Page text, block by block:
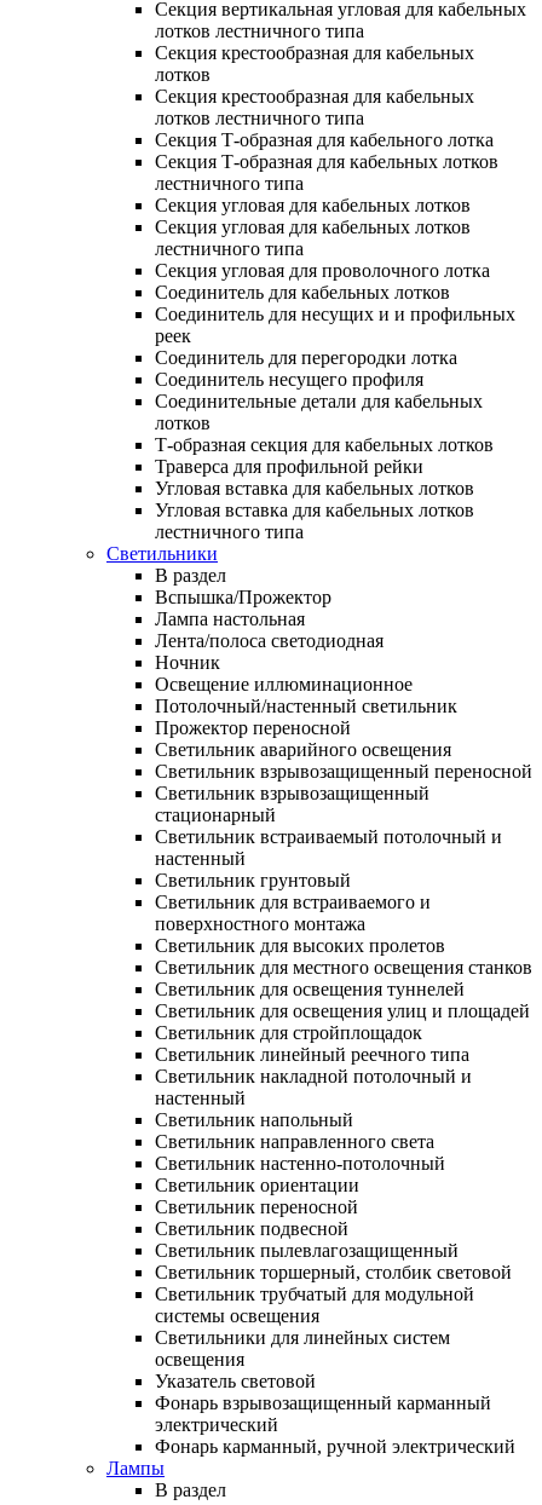
Секция вертикальная угловая для кабельных
лотков лестничного типа
Секция крестообразная для кабельных
лотков
Секция крестообразная для кабельных
лотков лестничного типа
Секция Т-образная для кабельного лотка
Секция Т-образная для кабельных лотков
лестничного типа
Секция угловая для кабельных лотков
Секция угловая для кабельных лотков
лестничного типа
Секция угловая для проволочного лотка
Соединитель для кабельных лотков
Соединитель для несущих и и профильных
реек
Соединитель для перегородки лотка
Соединитель несущего профиля
Соединительные детали для кабельных
лотков
Т-образная секция для кабельных лотков
Траверса для профильной рейки
Угловая вставка для кабельных лотков
Угловая вставка для кабельных лотков
лестничного типа
Светильники
В раздел
Вспышка/Прожектор
Лампа настольная
Лента/полоса светодиодная
Ночник
Освещение иллюминационное
Потолочный/настенный светильник
Прожектор переносной
Светильник аварийного освещения
Светильник взрывозащищенный переносной
Светильник взрывозащищенный
стационарный
Светильник встраиваемый потолочный и
настенный
Светильник грунтовый
Светильник для встраиваемого и
поверхностного монтажа
Светильник для высоких пролетов
Светильник для местного освещения станков
Светильник для освещения туннелей
Светильник для освещения улиц и площадей
Светильник для стройплощадок
Светильник линейный реечного типа
Светильник накладной потолочный и
настенный
Светильник напольный
Светильник направленного света
Светильник настенно-потолочный
Светильник ориентации
Светильник переносной
Светильник подвесной
Светильник пылевлагозащищенный
Светильник торшерный, столбик световой
Светильник трубчатый для модульной
системы освещения
Светильники для линейных систем
освещения
Указатель световой
Фонарь взрывозащищенный карманный
электрический
Фонарь карманный, ручной электрический
Лампы
В раздел